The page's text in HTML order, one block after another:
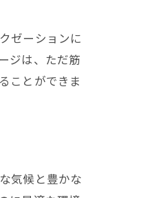
ゼーションに
ジは、ただ筋
ことができま
気候と豊かな